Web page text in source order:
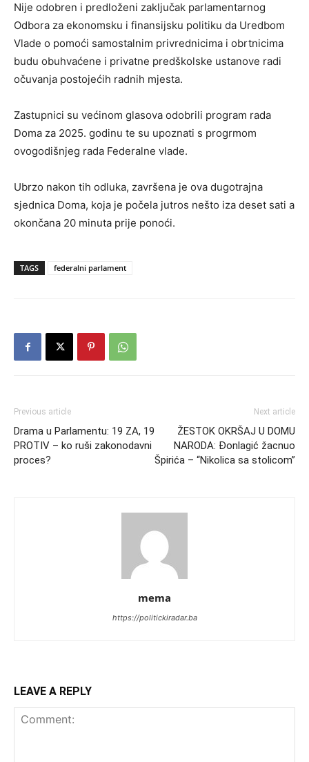
Nije odobren i predloženi zaključak parlamentarnog
Odbora za ekonomsku i finansijsku politiku da Uredbom
Vlade o pomoći samostalnim privrednicima i obrtnicima
budu obuhvaćene i privatne predškolske ustanove radi
očuvanja postojećih radnih mjesta.
Zastupnici su većinom glasova odobrili program rada
Doma za 2025. godinu te su upoznati s progrmom
ovogodišnjeg rada Federalne vlade.
Ubrzo nakon tih odluka, završena je ova dugotrajna
sjednica Doma, koja je počela jutros nešto iza deset sati a
okončana 20 minuta prije ponoći.
TAGS federalni parlament
Previous article
Drama u Parlamentu: 19 ZA, 19
PROTIV – ko ruši zakonodavni
proces?
Next article
ŽESTOK OKRŠAJ U DOMU
NARODA: Đonlagić žacnuo
Špirića – “Nikolica sa stolicom”
mema
https://politickiradar.ba
LEAVE A REPLY